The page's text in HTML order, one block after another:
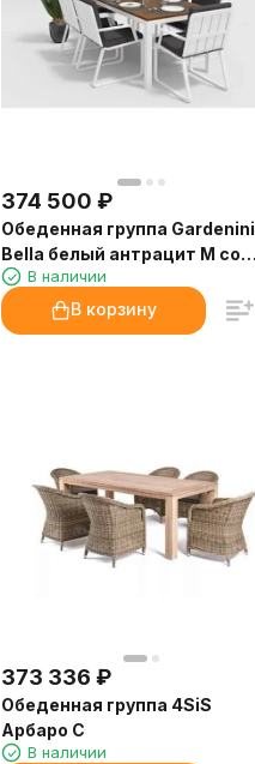
374 500 ₽
Обеденная группа Gardenini
Bella белый антрацит M со
стульями Voglie
В наличии
В корзину
373 336 ₽
Обеденная группа 4SiS
Арбаро С
В наличии